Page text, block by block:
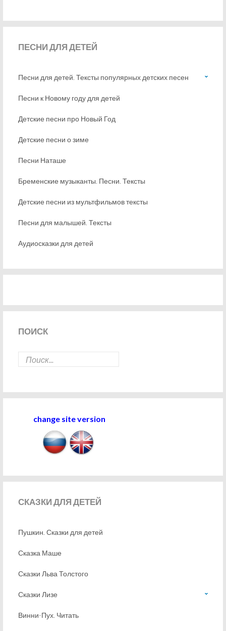
ПЕСНИДЛЯ ДЕТЕЙ
Песни для детей. Тексты популярных детских песен
Песни к Новому году для детей
Детские песни про Новый Год
Детские песни о зиме
Песни Наташе
Бременские музыканты. Песни. Тексты
Детские песни из мультфильмов тексты
Песни для малышей. Тексты
Аудиосказки для детей
ПОИСК
change site version
СКАЗКИДЛЯ ДЕТЕЙ
Пушкин. Сказки для детей
Сказка Маше
Сказки Льва Толстого
Сказки Лизе
Винни-Пух. Читать